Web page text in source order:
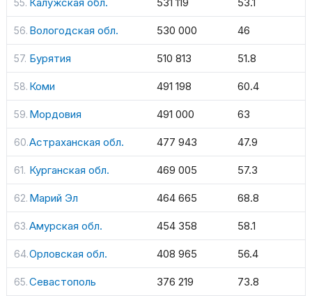
Вологодская обл. 530 000 46
Бурятия 510 813 51.8
Коми 491 198 60.4
Мордовия 491 000 63
Астраханская обл. 477 943 47.9
Курганская обл. 469 005 57.3
Марий Эл 464 665 68.8
Амурская обл. 454 358 58.1
Орловская обл. 408 965 56.4
Севастополь 376 219 73.8